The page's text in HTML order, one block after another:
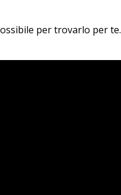
per trovarlo per te.